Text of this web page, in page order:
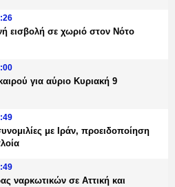
εισβολή σε χωριό στον Νότο
για αύριο Κυριακή 9
με Ιράν, προειδοποίηση
ναρκωτικών σε Αττική και